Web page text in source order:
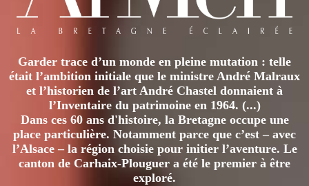
Garder trace d’un monde en pleine mutation : telle
était l’ambition initiale que le ministre André Malraux
et l’historien de l’art André Chastel donnaient à
l’Inventaire du patrimoine en 1964. (...)
Dans ces 60 ans d'histoire, la Bretagne occupe une
place particulière. Notamment parce que c’est – avec
l’Alsace – la région choisie pour initier l’aventure. Le
canton de Carhaix-Plouguer a été le premier à être
exploré.